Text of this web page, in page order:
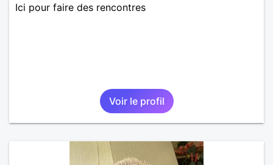
Ici pour faire des rencontres
Voir le profil